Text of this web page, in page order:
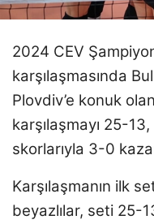
2024 CEV
karşılaşmasında
Plovdiv’e konuk
karşılaşmayı 25-
skorlarıyla 3-0
Karşılaşmanın ilk
beyazlılar, seti 25-